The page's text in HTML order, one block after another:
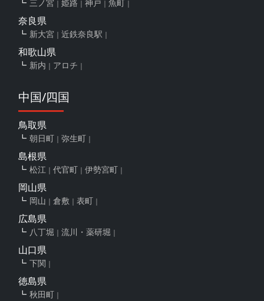
三ノ宮 姫路 神戸 魚町
奈良県
新大宮 近鉄奈良駅
和歌山県
新内 アロチ
中国/四国
鳥取県
朝日町 弥生町
島根県
松江 代官町 伊勢宮町
岡山県
岡山 倉敷 表町
広島県
八丁堀 流川・薬研堀
山口県
下関
徳島県
秋田町